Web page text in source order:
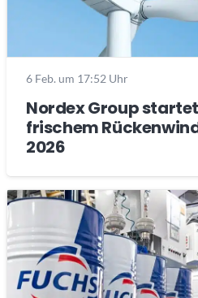
6 Feb. um 17:52 Uhr
Nordex Group
frischem
2026